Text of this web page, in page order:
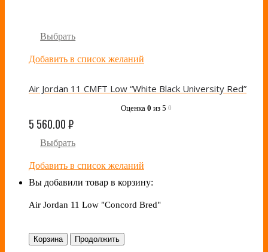
Выбрать
Добавить в список желаний
Air Jordan 11 CMFT Low “White Black University Red”
Оценка 0 из 5 0
5 560.00₽
Выбрать
Добавить в список желаний
Вы добавили товар в корзину:
Air Jordan 11 Low "Concord Bred"
Корзина Продолжить